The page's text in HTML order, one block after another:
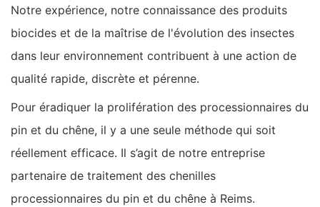
Notre expérience, notre connaissance des produits
biocides et de la maîtrise de l'évolution des insectes
dans leur environnement contribuent à une action de
qualité rapide, discrète et pérenne.
Pour éradiquer la prolifération des processionnaires du
pin et du chêne, il y a une seule méthode qui soit
réellement efficace. Il s’agit de notre entreprise
partenaire de traitement des chenilles
processionnaires du pin et du chêne à Reims.